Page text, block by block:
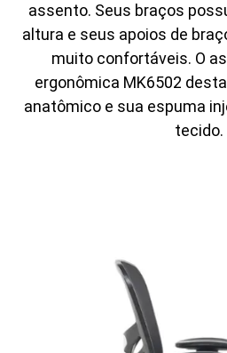
assento. Seus braços
altura e seus apoios de
muito confortáveis. O
ergonômica MK6502
anatômico e sua espuma
tecido.